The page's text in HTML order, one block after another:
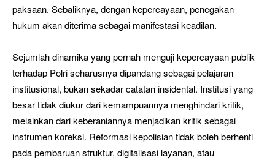
paksaan. Sebaliknya, dengan kepercayaan, penegakan
hukum akan diterima sebagai manifestasi keadilan.
Sejumlah dinamika yang pernah menguji kepercayaan publik
terhadap Polri seharusnya dipandang sebagai pelajaran
institusional, bukan sekadar catatan insidental. Institusi yang
besar tidak diukur dari kemampuannya menghindari kritik,
melainkan dari keberaniannya menjadikan kritik sebagai
instrumen koreksi. Reformasi kepolisian tidak boleh berhenti
pada pembaruan struktur, digitalisasi layanan, atau